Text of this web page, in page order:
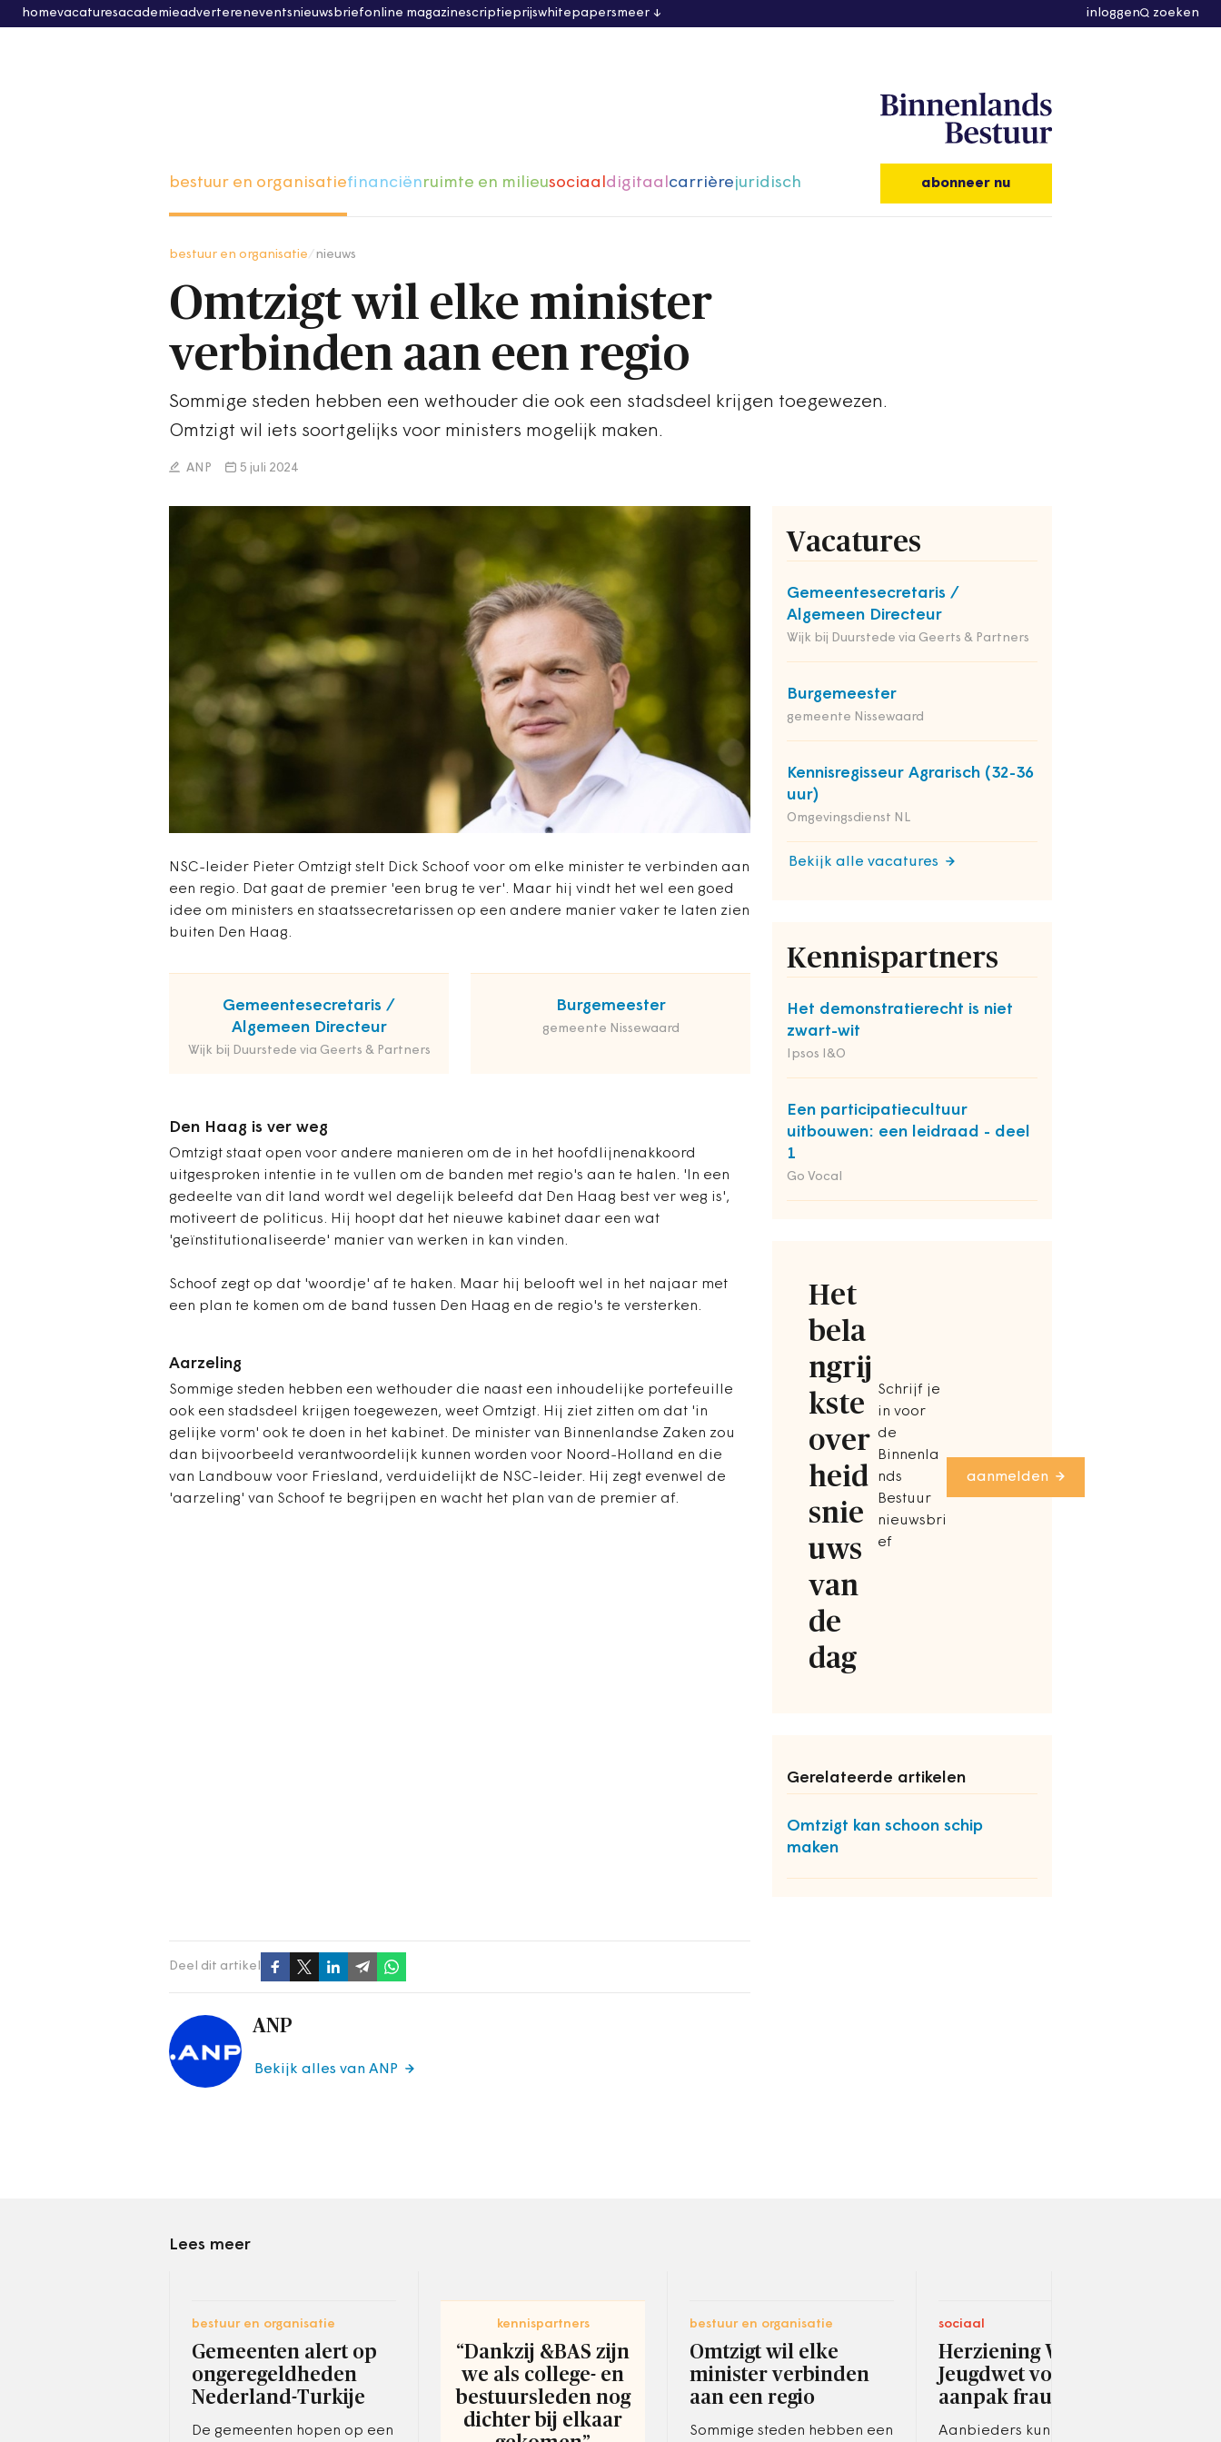
homevacaturesacademieadvertereneventsnieuwsbriefonline magazinescriptieprijswhitepapersmeer inloggen zoeken
bestuur en organisatiefinanciënruimte en milieusociaaldigitaalcarrièrejuridisch abonneer nu
bestuur en organisatie nieuws
Omtzigt wil elke minister
verbinden aan een regio
Sommige steden hebben een wethouder die ook een stadsdeel krijgen toegewezen.
Omtzigt wil iets soortgelijks voor ministers mogelijk maken.
ANP 5 juli 2024
NSC-leider Pieter Omtzigt stelt Dick Schoof voor om elke minister te verbinden aan
een regio. Dat gaat de premier 'een brug te ver'. Maar hij vindt het wel een goed
idee om ministers en staatssecretarissen op een andere manier vaker te laten zien
buiten Den Haag.
Gemeentesecretaris /
Algemeen Directeur
Wijk bij Duurstede via Geerts & Partners
Burgemeester
gemeente Nissewaard
Den Haag is ver weg
Omtzigt staat open voor andere manieren om de in het hoofdlijnenakkoord
uitgesproken intentie in te vullen om de banden met regio's aan te halen. 'In een
gedeelte van dit land wordt wel degelijk beleefd dat Den Haag best ver weg is',
motiveert de politicus. Hij hoopt dat het nieuwe kabinet daar een wat
'geïnstitutionaliseerde' manier van werken in kan vinden.
Vacatures
Gemeentesecretaris /
Algemeen Directeur
Wijk bij Duurstede via Geerts & Partners
Burgemeester
gemeente Nissewaard
Kennisregisseur Agrarisch (32-36
uur)
Omgevingsdienst NL
Bekijk alle vacatures
Kennispartners
Het demonstratierecht is niet
zwart-wit
Ipsos I&O
Een participatiecultuur
uitbouwen: een leidraad - deel
1
Go Vocal
Het
bela
ngrij
kste
over
heid
snie
uws
van
de
dag
Schrijf je
in voor
de
Binnenla
nds
Bestuur
nieuwsbri
ef
aanmelden
Gerelateerde artikelen
Omtzigt kan schoon schip
maken
Schoof zegt op dat 'woordje' af te haken. Maar hij belooft wel in het najaar met
een plan te komen om de band tussen Den Haag en de regio's te versterken.
Aarzeling
Sommige steden hebben een wethouder die naast een inhoudelijke portefeuille
ook een stadsdeel krijgen toegewezen, weet Omtzigt. Hij ziet zitten om dat 'in
gelijke vorm' ook te doen in het kabinet. De minister van Binnenlandse Zaken zou
dan bijvoorbeeld verantwoordelijk kunnen worden voor Noord-Holland en die
van Landbouw voor Friesland, verduidelijkt de NSC-leider. Hij zegt evenwel de
'aarzeling' van Schoof te begrijpen en wacht het plan van de premier af.
Deel dit artikel
ANP
Bekijk alles van ANP
Lees meer
bestuur en organisatie
Gemeenten alert op
ongeregeldheden
Nederland-Turkije
De gemeenten hopen op een
kennispartners
“Dankzij &BAS zijn
we als college- en
bestuursleden nog
dichter bij elkaar
bestuur en organisatie
Omtzigt wil elke
minister verbinden
aan een regio
Sommige steden hebben een
sociaal
Herziening Wmo en
Jeugdwet voor
aanpak fraude
Aanbieders kunnen